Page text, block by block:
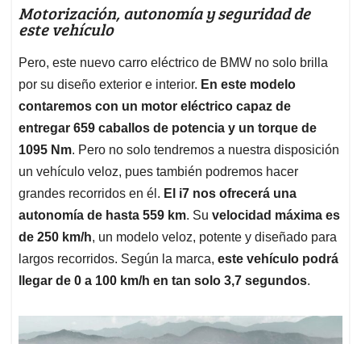
Motorización, autonomía y seguridad de
este vehículo
Pero, este nuevo carro eléctrico de BMW no solo brilla
por su diseño exterior e interior. En este modelo
contaremos con un motor eléctrico capaz de
entregar 659 caballos de potencia y un torque de
1095 Nm. Pero no solo tendremos a nuestra disposición
un vehículo veloz, pues también podremos hacer
grandes recorridos en él. El i7 nos ofrecerá una
autonomía de hasta 559 km. Su velocidad máxima es
de 250 km/h, un modelo veloz, potente y diseñado para
largos recorridos. Según la marca, este vehículo podrá
llegar de 0 a 100 km/h en tan solo 3,7 segundos.